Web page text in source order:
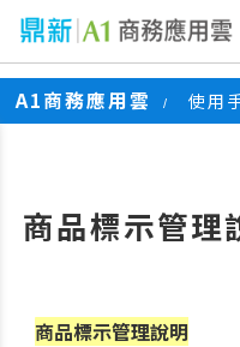
A1商務應用雲 / 使用
商品標示管理
商品標示管理說明